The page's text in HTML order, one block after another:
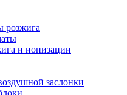
розжига
и ионизации
заслонки